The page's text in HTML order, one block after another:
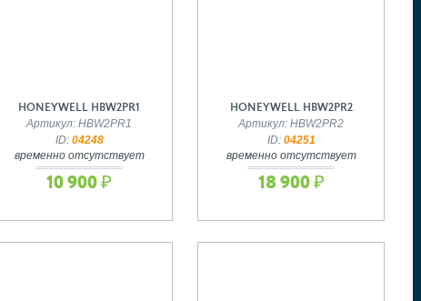
HONEYWELL HBW2PR1
Артикул: HBW2PR1
ID: 04248
временно отсутствует
10 900 ₽
HONEYWELL HBW2PR2
Артикул: HBW2PR2
ID: 04251
временно отсутствует
18 900 ₽